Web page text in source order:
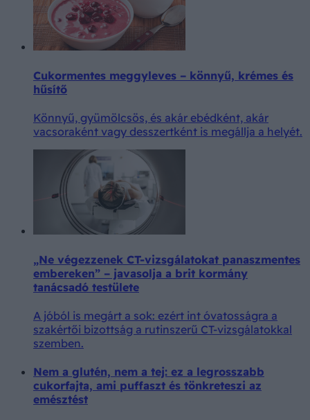
Cukormentes meggyleves – könnyű, krémes és
hűsítő
Könnyű, gyümölcsös, és akár ebédként, akár
vacsoraként vagy desszertként is megállja a helyét.
„Ne végezzenek CT-vizsgálatokat panaszmentes
embereken” – javasolja a brit kormány
tanácsadó testülete
A jóból is megárt a sok: ezért int óvatosságra a
szakértői bizottság a rutinszerű CT-vizsgálatokkal
szemben.
Nem a glutén, nem a tej: ez a legrosszabb
cukorfajta, ami puffaszt és tönkreteszi az
emésztést